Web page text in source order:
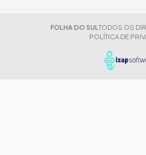
FOLHA DO SUL TODOS OS
POLÍTICA DE